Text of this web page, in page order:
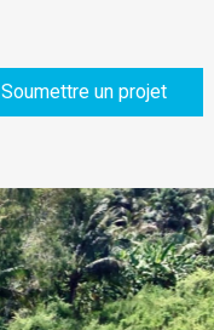
Soumettre un projet